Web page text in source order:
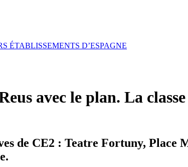
ÉTABLISSEMENTS D’ESPAGNE
avec le plan. La
de CE2 : Teatre Fortuny,